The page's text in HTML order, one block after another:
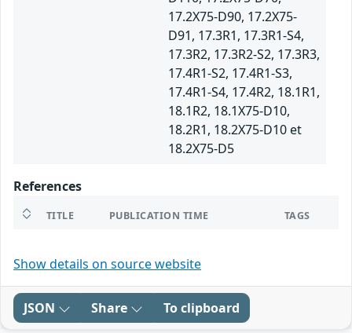
17.2X75-D90, 17.2X75-
D91, 17.3R1, 17.3R1-S4,
17.3R2, 17.3R2-S2, 17.3R3,
17.4R1-S2, 17.4R1-S3,
17.4R1-S4, 17.4R2, 18.1R1,
18.1R2, 18.1X75-D10,
18.2R1, 18.2X75-D10 et
18.2X75-D5
References
TITLE PUBLICATION TIME TAGS
Show details on source website
JSON Share To clipboard